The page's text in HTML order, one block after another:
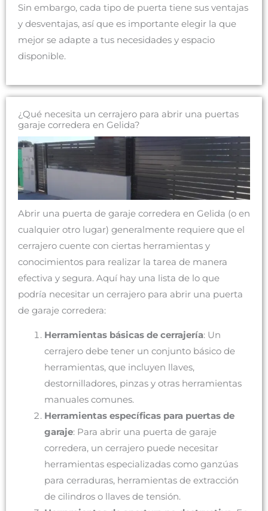
Sin embargo, cada tipo de puerta tiene sus ventajas
y desventajas, así que es importante elegir la que
mejor se adapte a tus necesidades y espacio
disponible.
¿Qué necesita un cerrajero para abrir una puertas
garaje corredera en Gelida?
Abrir una puerta de garaje corredera en Gelida (o en
cualquier otro lugar) generalmente requiere que el
cerrajero cuente con ciertas herramientas y
conocimientos para realizar la tarea de manera
efectiva y segura. Aquí hay una lista de lo que
podría necesitar un cerrajero para abrir una puerta
de garaje corredera:
Herramientas básicas de cerrajería: Un
cerrajero debe tener un conjunto básico de
herramientas, que incluyen llaves,
destornilladores, pinzas y otras herramientas
manuales comunes.
Herramientas específicas para puertas de
garaje: Para abrir una puerta de garaje
corredera, un cerrajero puede necesitar
herramientas especializadas como ganzúas
para cerraduras, herramientas de extracción
de cilindros o llaves de tensión.